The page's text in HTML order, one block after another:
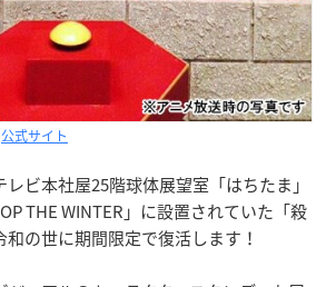
公式サイト
ビ本社屋25階球体展望室「はちたま」
THE WINTER」に設置されていた「殺
の世に期間限定で復活します！